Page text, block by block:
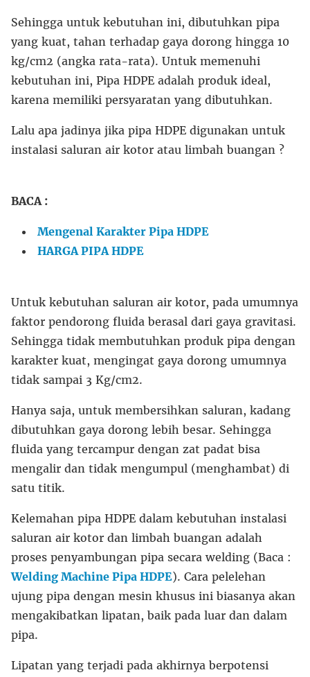
Sehingga untuk kebutuhan ini, dibutuhkan pipa
yang kuat, tahan terhadap gaya dorong hingga 10
kg/cm2 (angka rata-rata). Untuk memenuhi
kebutuhan ini, Pipa HDPE adalah produk ideal,
karena memiliki persyaratan yang dibutuhkan.
Lalu apa jadinya jika pipa HDPE digunakan untuk
instalasi saluran air kotor atau limbah buangan ?
BACA :
Mengenal Karakter Pipa HDPE
HARGA PIPA HDPE
Untuk kebutuhan saluran air kotor, pada umumnya
faktor pendorong fluida berasal dari gaya gravitasi.
Sehingga tidak membutuhkan produk pipa dengan
karakter kuat, mengingat gaya dorong umumnya
tidak sampai 3 Kg/cm2.
Hanya saja, untuk membersihkan saluran, kadang
dibutuhkan gaya dorong lebih besar. Sehingga
fluida yang tercampur dengan zat padat bisa
mengalir dan tidak mengumpul (menghambat) di
satu titik.
Kelemahan pipa HDPE dalam kebutuhan instalasi
saluran air kotor dan limbah buangan adalah
proses penyambungan pipa secara welding (Baca :
Welding Machine Pipa HDPE). Cara pelelehan
ujung pipa dengan mesin khusus ini biasanya akan
mengakibatkan lipatan, baik pada luar dan dalam
pipa.
Lipatan yang terjadi pada akhirnya berpotensi